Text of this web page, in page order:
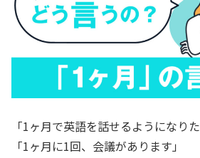
「1ヶ月で英語を話せるようになりた
「1ヶ月に1回、会議があります」